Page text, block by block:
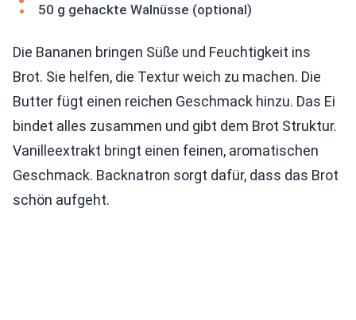
50 g gehackte Walnüsse (optional)
Die Bananen bringen Süße und Feuchtigkeit ins
Brot. Sie helfen, die Textur weich zu machen. Die
Butter fügt einen reichen Geschmack hinzu. Das Ei
bindet alles zusammen und gibt dem Brot Struktur.
Vanilleextrakt bringt einen feinen, aromatischen
Geschmack. Backnatron sorgt dafür, dass das Brot
schön aufgeht.